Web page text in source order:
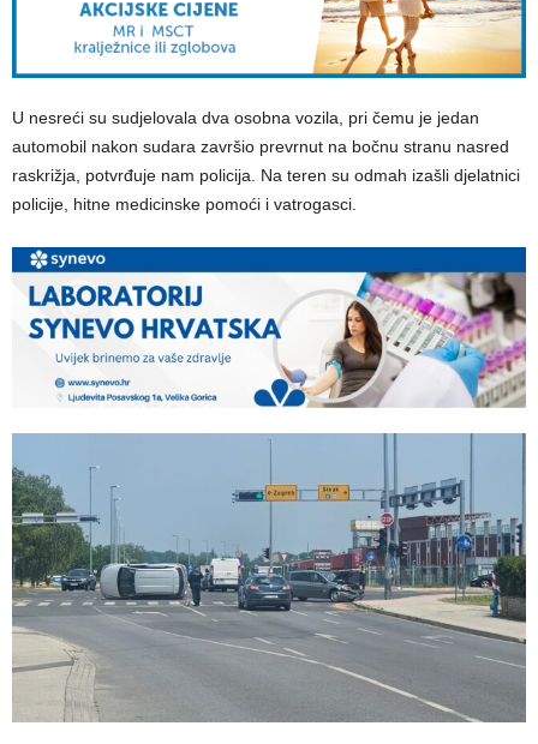
U nesreći su sudjelovala dva osobna vozila, pri čemu je jedan
automobil nakon sudara završio prevrnut na bočnu stranu nasred
raskrižja, potvrđuje nam policija. Na teren su odmah izašli djelatnici
policije, hitne medicinske pomoći i vatrogasci.